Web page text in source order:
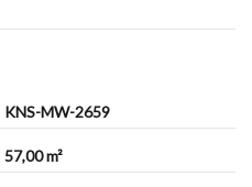
KNS-MW-2659
57,00 m²